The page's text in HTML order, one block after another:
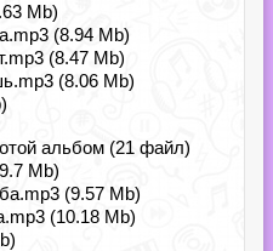
Mb)
(8.94 Mb)
(8.47 Mb)
(8.06 Mb)
альбом (21 файл)
Mb)
(9.57 Mb)
(10.18 Mb)